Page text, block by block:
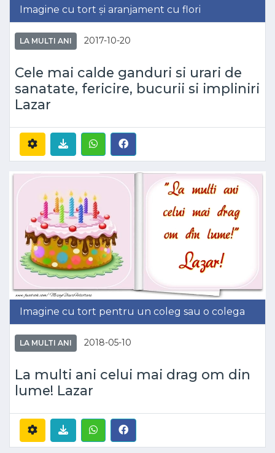
Imagine cu tort și aranjament cu flori
LA MULTI ANI 2017-10-20
Cele mai calde ganduri si urari de
sanatate, fericire, bucurii si impliniri
Lazar
Imagine cu tort pentru un coleg sau o colega
LA MULTI ANI 2018-05-10
La multi ani celui mai drag om din
lume! Lazar